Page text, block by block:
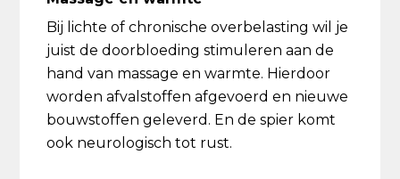
Bij lichte of chronische overbelasting wil je
juist de doorbloeding stimuleren aan de
hand van massage en warmte. Hierdoor
worden afvalstoffen afgevoerd en nieuwe
bouwstoffen geleverd. En de spier komt
ook neurologisch tot rust.